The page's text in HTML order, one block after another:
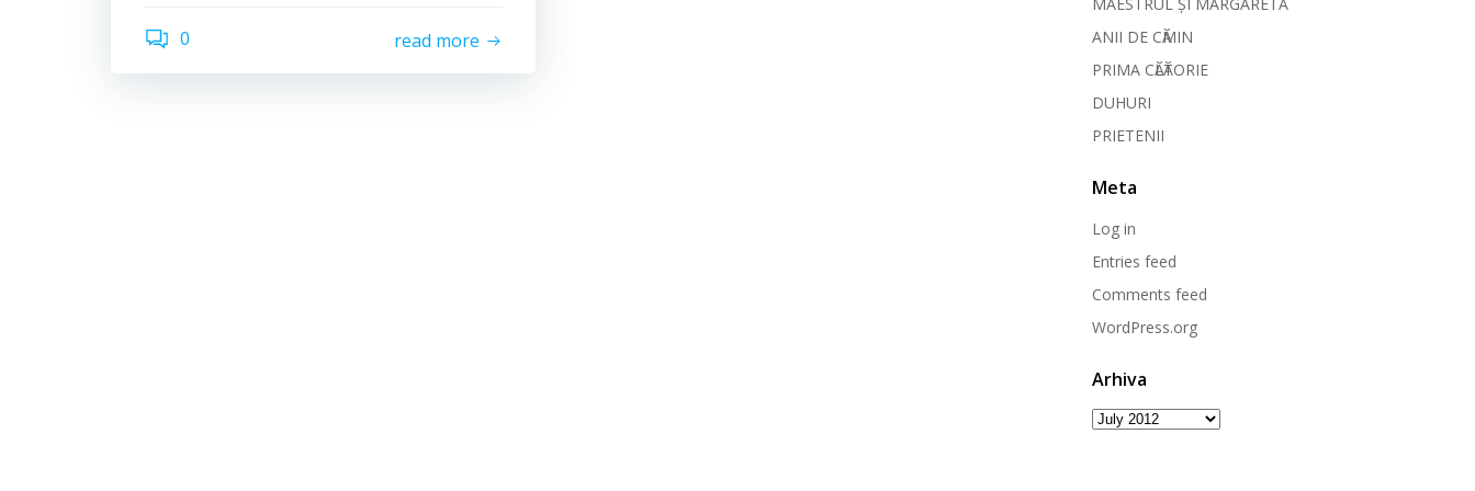
0 read more
ANII DE CӐMIN
PRIMA CӐLӐTORIE
DUHURI
PRIETENII
Meta
Log in
Entries feed
Comments feed
WordPress.org
Arhiva
Arhiva